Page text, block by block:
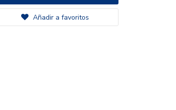
Añadir a favoritos